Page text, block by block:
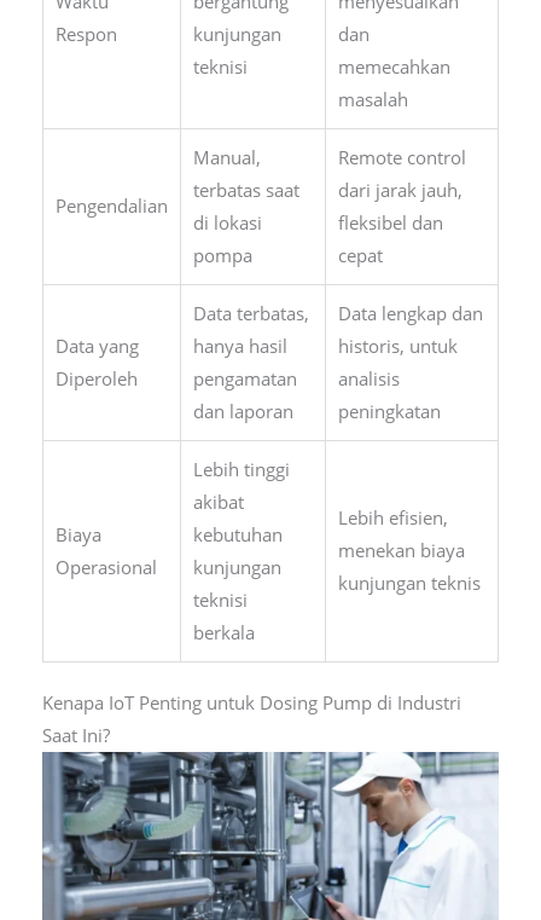
Respon
kunjungan
teknisi
dan
memecahkan
masalah
Pengendalian
Manual,
terbatas saat
di lokasi
pompa
Remote control
dari jarak jauh,
fleksibel dan
cepat
Data yang
Diperoleh
Data terbatas,
hanya hasil
pengamatan
dan laporan
Data lengkap dan
historis, untuk
analisis
peningkatan
Biaya
Operasional
Lebih tinggi
akibat
kebutuhan
kunjungan
teknisi
berkala
Lebih efisien,
menekan biaya
kunjungan teknis
Kenapa IoT Penting untuk Dosing Pump di Industri
Saat Ini?